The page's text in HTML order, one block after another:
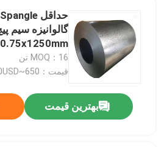
0.75x1250mm برای پوشش سقف
MOQ：16 تن
قیمت：650~800USD
بهترین قیمت